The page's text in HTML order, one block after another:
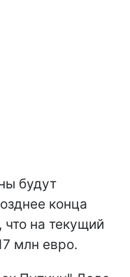
будут
конца
на текущий
млн евро.